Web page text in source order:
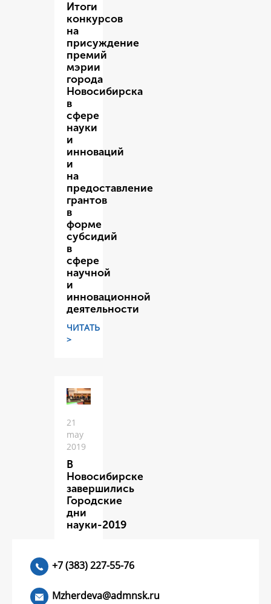
Итоги
конкурсов
на
присуждение
премий
мэрии
города
Новосибирска
в
сфере
науки
и
инноваций
и
на
предоставление
грантов
в
форме
субсидий
в
сфере
научной
и
инновационной
деятельности
ЧИТАТЬ
>
21
may
2019
В
Новосибирске
завершились
Городские
дни
науки-2019
+7 (383) 227-55-76
Mzherdeva@admnsk.ru